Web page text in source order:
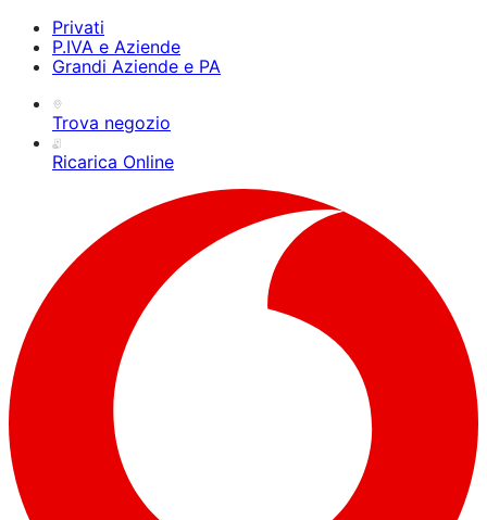
Privati
P.IVA e Aziende
Grandi Aziende e PA
Trova negozio
Ricarica Online